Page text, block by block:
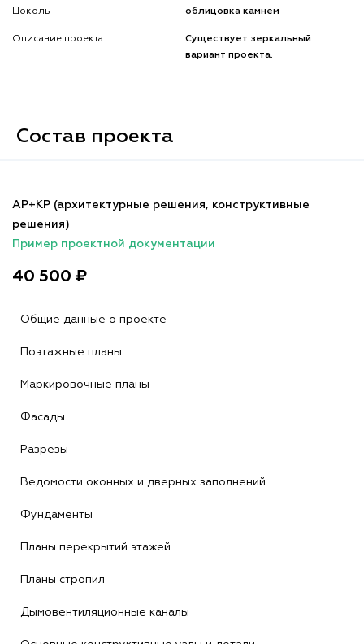
Цоколь облицовка камнем
Описание проекта
Существует зеркальный
вариант проекта.
Состав проекта
АР+КР (архитектурные решения, конструктивные
решения)
Пример проектной документации
40 500 ₽
Общие данные о проекте
Поэтажные планы
Маркировочные планы
Фасады
Разрезы
Ведомости оконных и дверных заполнений
Фундаменты
Планы перекрытий этажей
Планы стропил
Дымовентиляционные каналы